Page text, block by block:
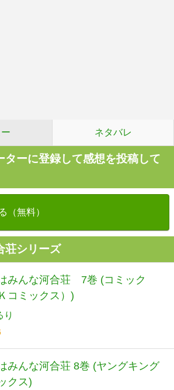
ネタバレ
ターに登録して感想を投稿して
（無料）
荘シリーズ
みんな河合荘 7巻 (コミック
コミックス）)
り
みんな河合荘 8巻 (ヤングキング
クス)